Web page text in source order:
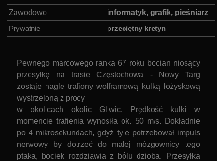
Zawodowo
informatyk, grafik, pieśniarz
Prywatnie przeciętny kretyn
Pewnego marcowego ranka 67 roku bocian niosący
przesyłkę na trasie Częstochowa - Nowy Targ
zostaje nagle trafiony wolframową kulką łożyskową
wystrzeloną z procy
w okolicach okolic Gliwic. Prędkość kulki w
momencie trafienia wynosiła ok. 50 m/s. Dokładnie
po 4 mikrosekundach, gdyż tyle potrzebował impuls
nerwowy by dotrzeć do małej mózgownicy tego
ptaka, bociek rozdziawia z bólu dzioba. Przesyłka